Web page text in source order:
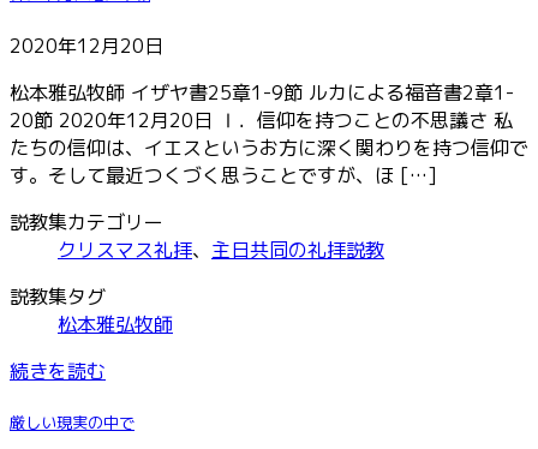
2020年12月20日
松本雅弘牧師 イザヤ書25章1-9節 ルカによる福音書2章1-
20節 2020年12月20日 Ⅰ．信仰を持つことの不思議さ 私
たちの信仰は、イエスというお方に深く関わりを持つ信仰で
す。そして最近つくづく思うことですが、ほ […]
説教集カテゴリー
クリスマス礼拝、 主日共同の礼拝説教
説教集タグ
松本雅弘牧師
続きを読む
厳しい現実の中で